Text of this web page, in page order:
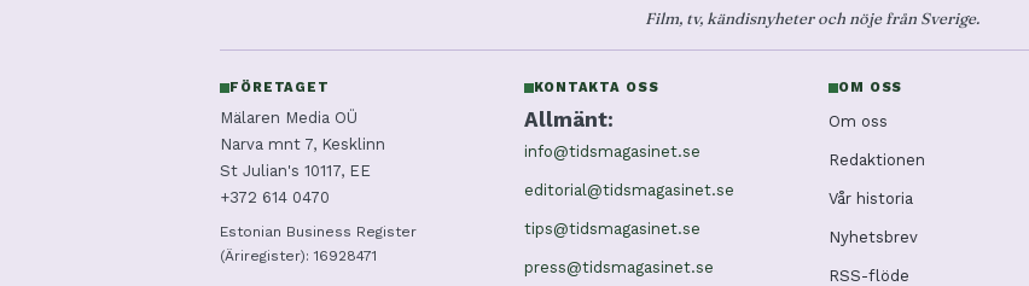
Film, tv, kändisnyheter och nöje från Sverige.
FÖRETAGET
Mälaren Media OÜ
Narva mnt 7, Kesklinn
St Julian's 10117, EE
+372 614 0470
Estonian Business Register
(Äriregister): 16928471
KONTAKTA OSS
Allmänt:
info@tidsmagasinet.se
editorial@tidsmagasinet.se
tips@tidsmagasinet.se
press@tidsmagasinet.se
OM OSS
Om oss
Redaktionen
Vår historia
Nyhetsbrev
RSS-flöde